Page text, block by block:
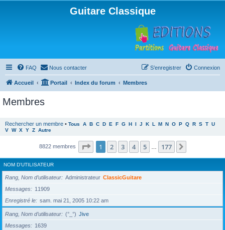
Guitare Classique
FAQ Nous contacter Connexion
S’enregistrer
Accueil Portail Index du forum Membres
Membres
Rechercher un membre • Tous A B C D E F G H I J K L M N O P Q R S T U
V W X Y Z Autre
8822 membres Page 1sur177
1 2 3 4 5 177
NOM D’UTILISATEUR
Rang, Nom d’utilisateur Administrateur ClassicGuitare
Messages
11909
Enregistré le
sam. mai 21, 2005 10:22 am
Rang, Nom d’utilisateur (°_°) Jive
Messages
1639